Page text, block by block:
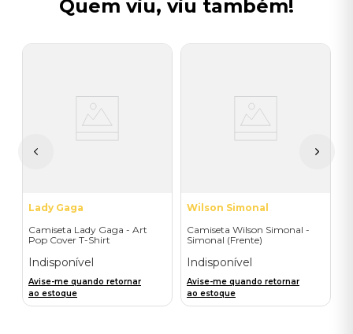
Quem viu, viu também!
Lady Gaga
Camiseta Lady Gaga - Art
Pop Cover T-Shirt
Indisponível
Avise-me quando retornar
ao estoque
Wilson Simonal
Camiseta Wilson Simonal -
Simonal (Frente)
Indisponível
Avise-me quando retornar
ao estoque